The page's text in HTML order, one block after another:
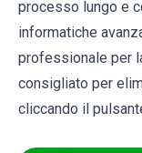
processo lungo e
informatiche
professionale per
consigliato per
cliccando il